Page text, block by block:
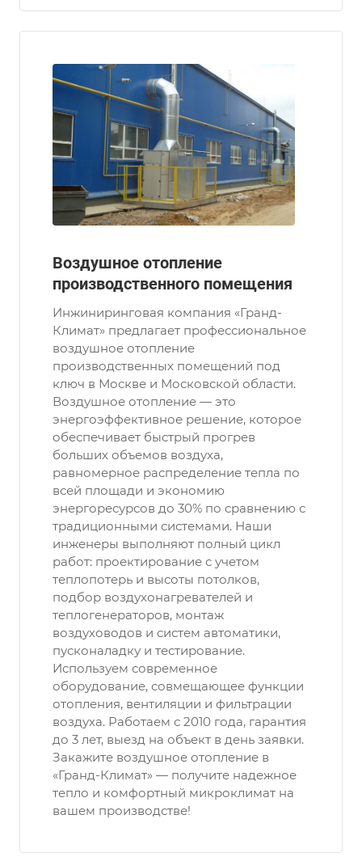
Воздушное отопление
производственного помещения
Инжиниринговая компания «Гранд-
Климат» предлагает профессиональное
воздушное отопление
производственных помещений под
ключ в Москве и Московской области.
Воздушное отопление — это
энергоэффективное решение, которое
обеспечивает быстрый прогрев
больших объемов воздуха,
равномерное распределение тепла по
всей площади и экономию
энергоресурсов до 30% по сравнению с
традиционными системами. Наши
инженеры выполняют полный цикл
работ: проектирование с учетом
теплопотерь и высоты потолков,
подбор воздухонагревателей и
теплогенераторов, монтаж
воздуховодов и систем автоматики,
пусконаладку и тестирование.
Используем современное
оборудование, совмещающее функции
отопления, вентиляции и фильтрации
воздуха. Работаем с 2010 года, гарантия
до 3 лет, выезд на объект в день заявки.
Закажите воздушное отопление в
«Гранд-Климат» — получите надежное
тепло и комфортный микроклимат на
вашем производстве!